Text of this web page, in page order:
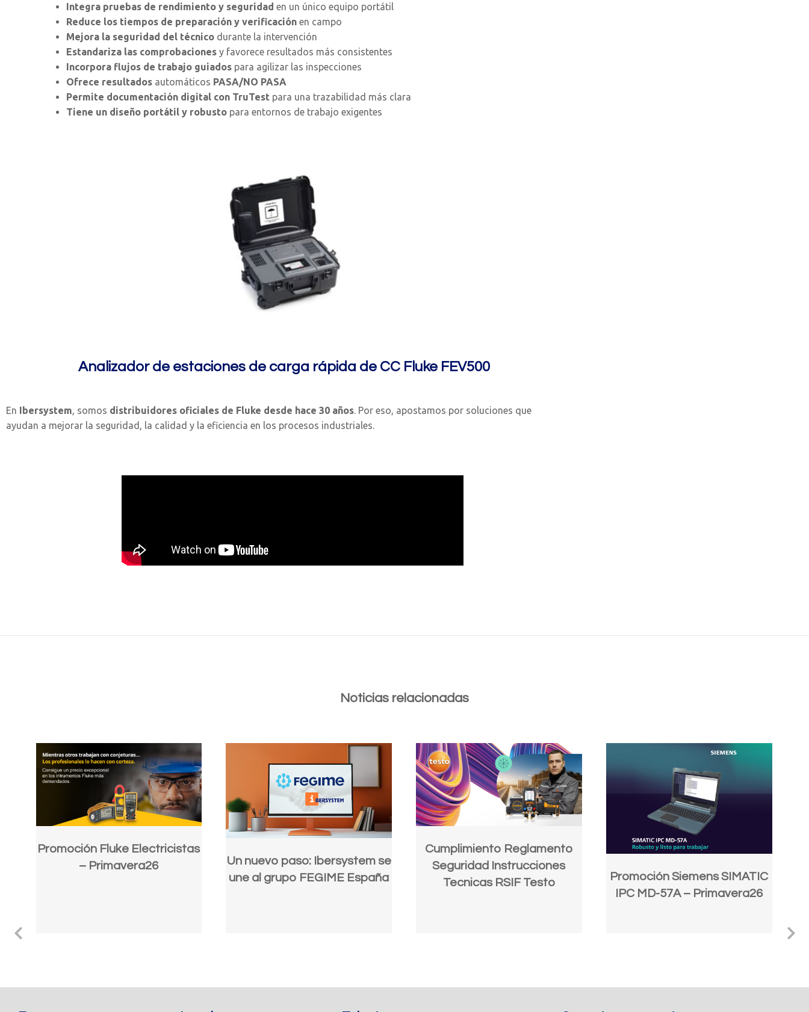
Integra pruebas de rendimiento y seguridad en un único equipo portátil
Reduce los tiempos de preparación y verificación en campo
Mejora la seguridad del técnico durante la intervención
Estandariza las comprobaciones y favorece resultados más consistentes
Incorpora flujos de trabajo guiados para agilizar las inspecciones
Ofrece resultados automáticos PASA/NO PASA
Permite documentación digital con TruTest para una trazabilidad más clara
Tiene un diseño portátil y robusto para entornos de trabajo exigentes
Analizador de estaciones de carga rápida de CC Fluke FEV500
En Ibersystem, somos distribuidores oficiales de Fluke desde hace 30 años. Por eso, apostamos por soluciones que
ayudan a mejorar la seguridad, la calidad y la eficiencia en los procesos industriales.
Noticias relacionadas
Promoción Fluke Electricistas
– Primavera26
Un nuevo paso: Ibersystem se
une al grupo FEGIME España
Cumplimiento Reglamento
Seguridad Instrucciones
Tecnicas RSIF Testo
Promoción Siemens SIMATIC
IPC MD-57A – Primavera26